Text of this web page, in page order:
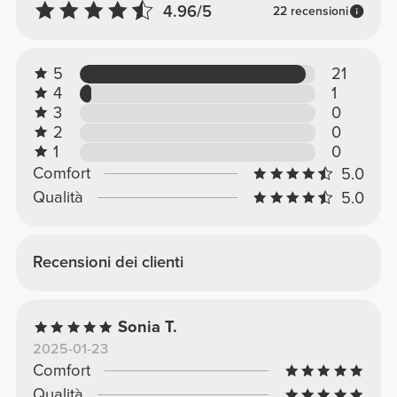
4.96/5 22 recensioni
5
21
4
1
3
0
2
0
1
0
Comfort
5.0
Qualità
5.0
Recensioni dei clienti
Sonia T.
2025-01-23
Comfort